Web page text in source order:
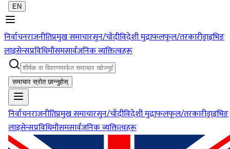
EN
निर्वाचनराजनीतिप्रमुख समाचारसुन/चाँदीविदेशी मुद्राफलफूल/तरकारीड्राइभिङ
लाइसेन्सप्रविधिमौसमसार्वजनिक व्यक्तित्वहरू
समाचार स्रोत छान्नुहोस्
निर्वाचनराजनीतिप्रमुख समाचारसुन/चाँदीविदेशी मुद्राफलफूल/तरकारीड्राइभिङ
लाइसेन्सप्रविधिमौसमसार्वजनिक व्यक्तित्वहरू